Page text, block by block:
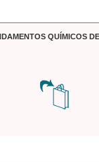
QUÍMICOS